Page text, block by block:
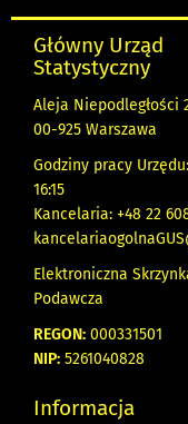
Główny Urząd
Statystyczny
Aleja Niepodległości
00-925 Warszawa
Godziny pracy
16:15
Kancelaria: +48 22
Elektroniczna
Podawcza
REGON: 000331501
NIP: 5261040828
Informacja